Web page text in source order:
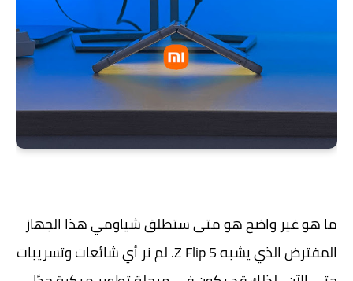
ما هو غير واضح هو متى ستطلق شياومي هذا الجهاز
المفترض الذي يشبه Z Flip 5. لم نر أي شائعات وتسريبات